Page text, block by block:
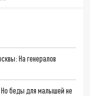
На генералов
Но беды для малышей не